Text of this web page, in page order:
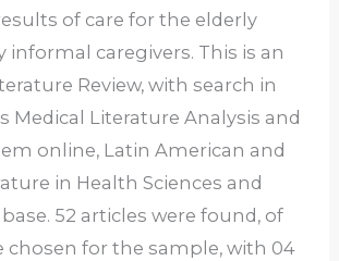
of care for the elderly
informal caregivers. This is an
Review, with search in
Medical Literature Analysis and
online, Latin American and
in Health Sciences and
52 articles were found, of
chosen for the sample, with 04